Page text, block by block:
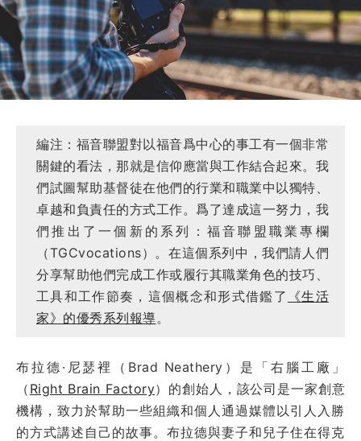
編注：福音聯盟對以福音爲中心的事工有一個非常
關鍵的看法，那就是信仰應當與工作結合起來。我
們試圖幫助基督徒在他們的行業和職業中以獨特、
卓越和負責任的方式工作。爲了達成這一努力，我
們推出了一個新的系列：福音聯盟職業專欄
（TGCvocations）。在這個系列中，我們請人們
分享幫助他們完成工作或履行其職業角色的技巧、
工具和工作節奏，這個概念和形式借鑑了 《生活
家》的優秀系列報導。
布拉德·尼瑟裡（Brad Neathery）是「右腦工廠」
（ Right Brain Factory）的創始人，該公司是一家創意
機構，致力於幫助一些組織和個人通過媒體以引人入勝
的方式講述自己的故事。布拉德與妻子和兒子住在得克